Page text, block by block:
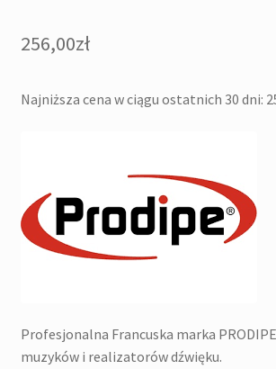
256,00zł
Najniższa cena w ciągu ostatnich 30 dni:
Profesjonalna Francuska marka
muzyków i realizatorów dźwięku.